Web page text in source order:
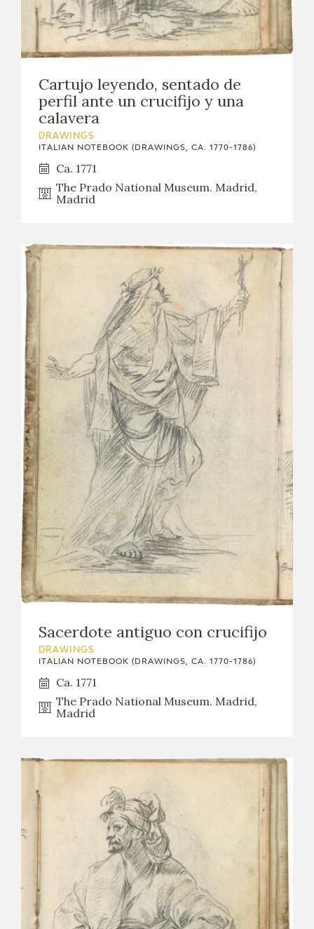
Cartujo leyendo, sentado de
perfil ante un crucifijo y una
calavera
DRAWINGS
ITALIAN NOTEBOOK (DRAWINGS, CA. 1770-1786)
Ca. 1771
The Prado National Museum. Madrid,
Madrid
Sacerdote antiguo con crucifijo
DRAWINGS
ITALIAN NOTEBOOK (DRAWINGS, CA. 1770-1786)
Ca. 1771
The Prado National Museum. Madrid,
Madrid